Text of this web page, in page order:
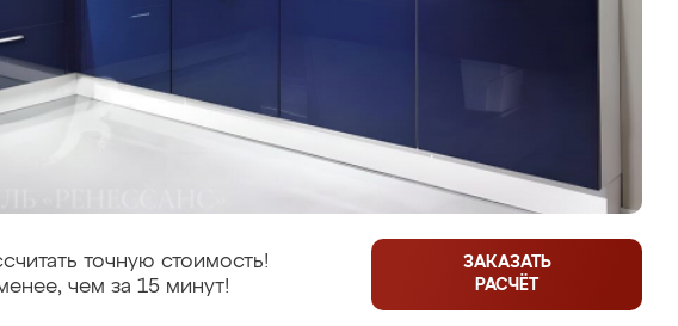
точную стоимость!
чем за 15 минут!
ЗАКАЗАТЬ
РАСЧЁТ